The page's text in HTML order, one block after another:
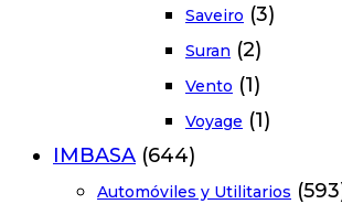
Saveiro (3)
Suran (2)
Vento (1)
Voyage (1)
IMBASA (644)
Automóviles y Utilitarios